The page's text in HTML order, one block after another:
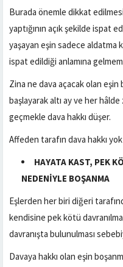
Burada önemle dikkat
yaptığının açık şekilde ispat
yaşayan eşin sadece aldatma
ispat edildiği anlamına
Zina ne dava açacak olan
başlayarak altı ay ve her
geçmekle dava hakkı düşer.
Affeden tarafın dava hakkı
HAYATA KAST, PEK
NEDENİYLE BOŞANMA
Eşlerden her biri diğeri
kendisine pek kötü
davranışta bulunulması
Davaya hakkı olan eşin